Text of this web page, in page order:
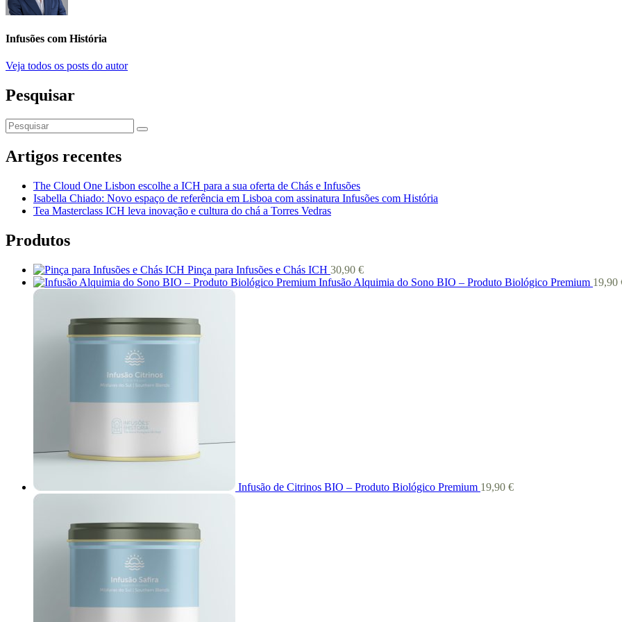
Infusões com História
Veja todos os posts do autor
Pesquisar
Artigos recentes
The Cloud One Lisbon escolhe a ICH para a sua oferta de Chás e Infusões
Isabella Chiado: Novo espaço de referência em Lisboa com assinatura Infusões com História
Tea Masterclass ICH leva inovação e cultura do chá a Torres Vedras
Produtos
Pinça para Infusões e Chás ICH 30,90 €
Infusão Alquimia do Sono BIO – Produto Biológico Premium 19,90
Infusão de Citrinos BIO – Produto Biológico Premium 19,90 €